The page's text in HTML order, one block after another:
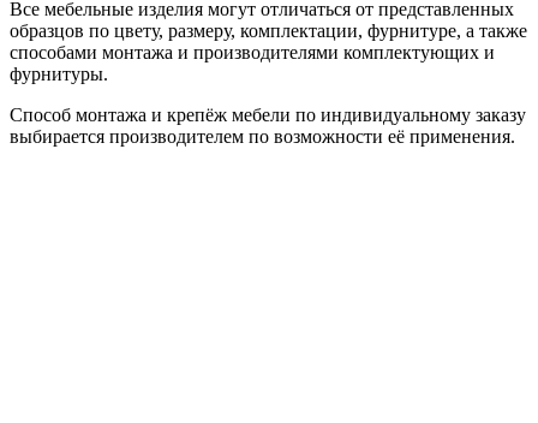
Все мебельные изделия могут отличаться от представленных
образцов по цвету, размеру, комплектации, фурнитуре, а также
способами монтажа и производителями комплектующих и
фурнитуры.
Способ монтажа и крепёж мебели по индивидуальному заказу
выбирается производителем по возможности её применения.